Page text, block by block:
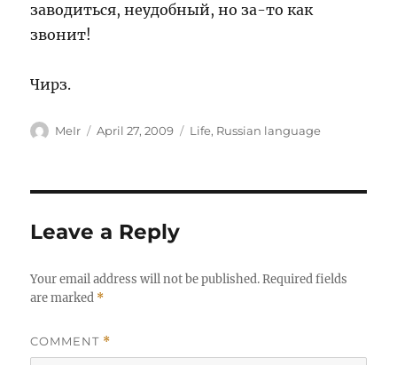
заводиться, неудобный, но за-то как
звонит!
Чирз.
Author
MeIr
Posted
April 27, 2009 Categories
Life, Russian language
Leave a Reply
Your email address will not be published. Required fields
are marked *
COMMENT *